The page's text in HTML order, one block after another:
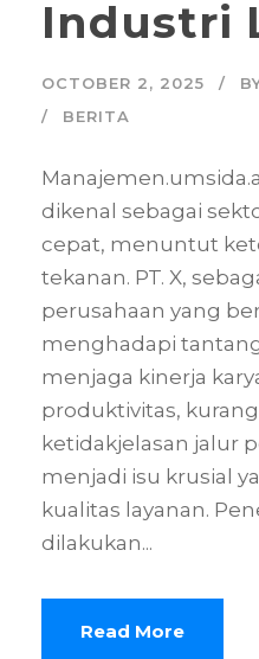
Industri
OCTOBER 2, 2025
BERITA
dikenal sebagai
cepat, menuntut
tekanan. PT. X,
perusahaan yang
menghadapi
menjaga kinerja
produktivitas,
ketidakjelasan jalur
menjadi isu krusial
kualitas layanan.
dilakukan...
Read More